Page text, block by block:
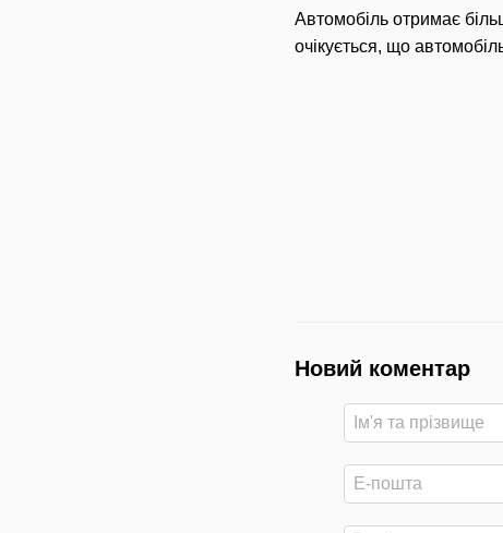
Автомобіль отримає
очікується, що
Новий коментар